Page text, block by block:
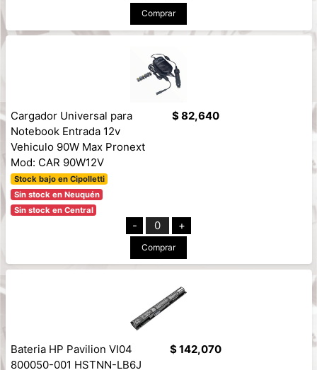
Comprar
Cargador Universal para
Notebook Entrada 12v
Vehiculo 90W Max Pronext
Mod: CAR 90W12V
Stock bajo en Cipolletti
Sin stock en Neuquén
Sin stock en Central
$ 82,640
- 0 +
Comprar
Bateria HP Pavilion VI04
800050-001 HSTNN-LB6J
$ 142,070